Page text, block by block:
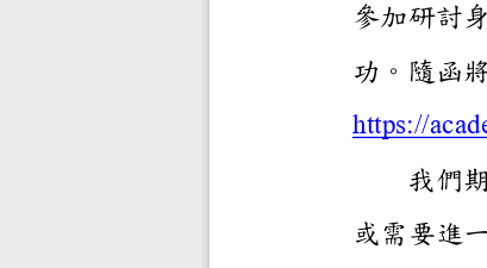
參加
功。
https://
我
或需